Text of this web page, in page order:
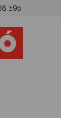
595